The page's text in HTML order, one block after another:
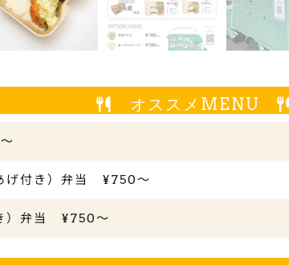
オススメMENU
げ付き）弁当 ¥750〜
）弁当 ¥750〜